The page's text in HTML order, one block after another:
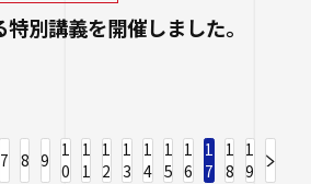
別講義を開催しました。
7 8 9
1
0
1
1
1
2
1
3
1
4
1
5
1
6
1
7
1
8
1
9